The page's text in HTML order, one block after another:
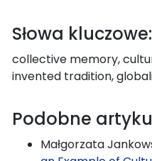
Słowa kluczowe:
collective memory,
invented tradition,
Podobne
Małgorzata